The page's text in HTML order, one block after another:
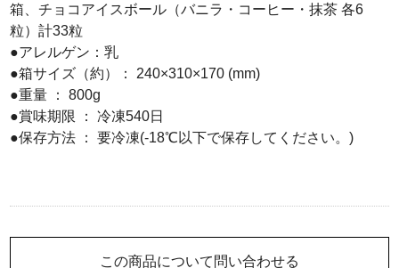
この商品について問い合わせる
箱、チョコアイスボール（バニラ・コーヒー・抹茶 各6
粒）計33粒
●アレルゲン：乳
●箱サイズ（約）： 240×310×170 (mm)
●重量 ： 800g
●賞味期限 ： 冷凍540日
●保存方法 ： 要冷凍(-18℃以下で保存してください。)